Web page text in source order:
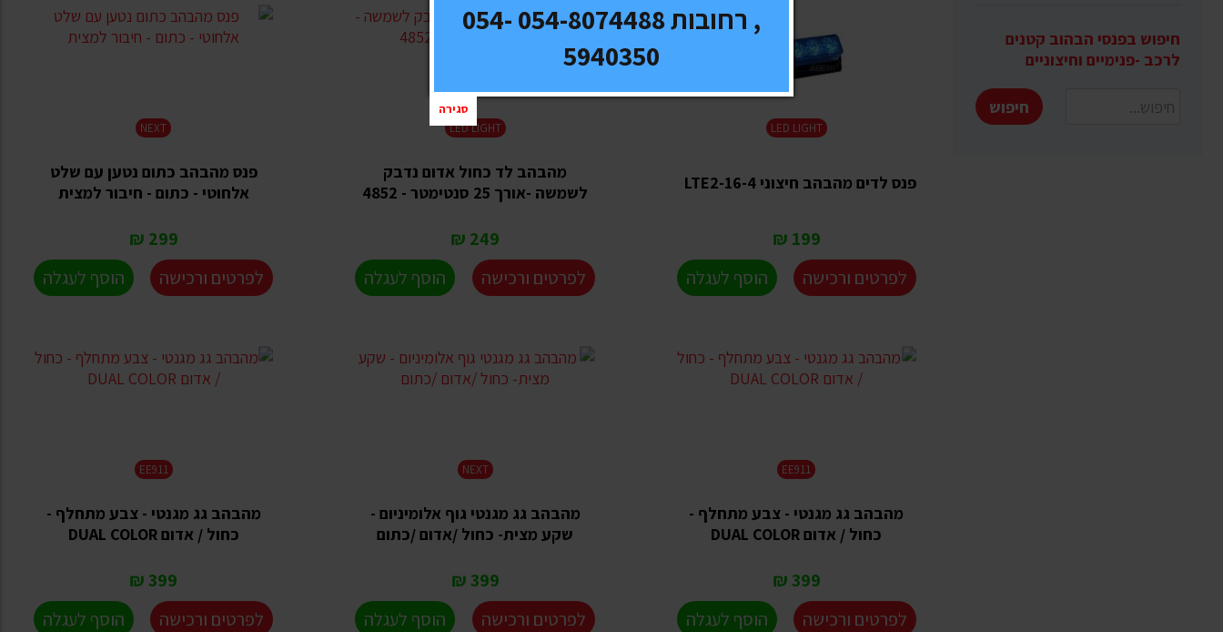
חיפוש בפנסי הבהוב קטנים
לרכב -פנימיים וחיצוניים
חיפוש
LED LIGHT
פנס לדים מהבהב חיצוני LTE2-16-4
199 ₪
לפרטים ורכישה
הוסף לעגלה
LED LIGHT
מהבהב לד כחול אדום נדבק
לשמשה -אורך 25 סנטימטר - 4852
249 ₪
לפרטים ורכישה
הוסף לעגלה
NEXT
פנס מהבהב כתום נטען עם שלט
אלחוטי - כתום - חיבור למצית
299 ₪
לפרטים ורכישה
הוסף לעגלה
EE911
מהבהב גג מגנטי - צבע מתחלף -
כחול / אדום DUAL COLOR
399 ₪
לפרטים ורכישה
הוסף לעגלה
NEXT
מהבהב גג מגנטי גוף אלומיניום -
שקע מצית- כחול /אדום /כתום
399 ₪
לפרטים ורכישה
הוסף לעגלה
EE911
מהבהב גג מגנטי - צבע מתחלף -
כחול / אדום DUAL COLOR
399 ₪
לפרטים ורכישה
הוסף לעגלה
, רחובות 054-8074488 054-
5940350
סגירה